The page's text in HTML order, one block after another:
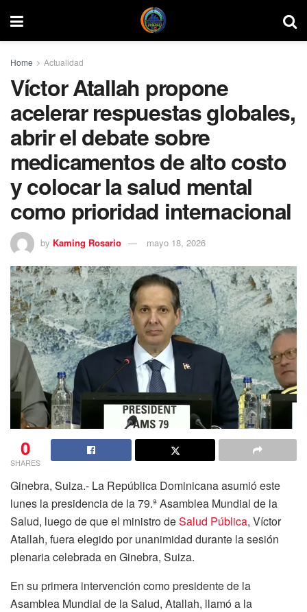
Home Actualidad
Víctor Atallah propone
acelerar respuestas globales,
abrir el debate sobre
medicamentos de alto costo
y colocar la salud mental
como prioridad internacional
by Kaming Rosario mayo 18, 2026
0
SHARES
Ginebra, Suiza.- La República Dominicana asumió este
lunes la presidencia de la 79.ª Asamblea Mundial de la
Salud, luego de que el ministro deSalud Pública, Víctor
Atallah, fuera elegido por unanimidad durante la sesión
plenaria celebrada en Ginebra, Suiza.
En su primera intervención como presidente de la
Asamblea Mundial de la Salud, Atallah, llamó a la